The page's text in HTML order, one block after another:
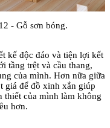
- Gỗ sơn bóng.
kế độc đáo và tiện lợi kết
tầng trệt và cầu thang,
của mình. Hơn nữa giữa
giá để đồ xinh xắn giúp
thiết của mình làm không
hơn.